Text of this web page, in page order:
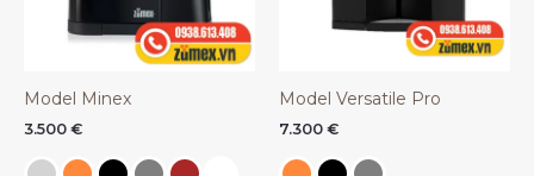
Model Minex
3.500 €
Model Versatile Pro
7.300 €